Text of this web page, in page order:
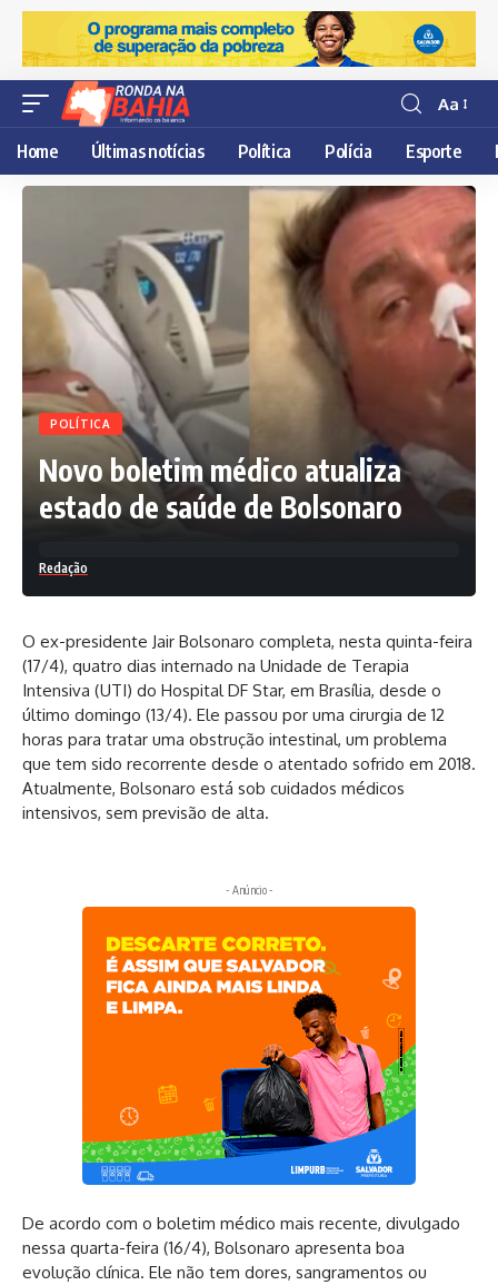
Resisor
de
fonte
Aa
Home Últimas notícias Política Polícia Esporte
POLÍTICA
Novo boletim médico atualiza
estado de saúde de Bolsonaro
Redação
O ex-presidente Jair Bolsonaro completa, nesta quinta-feira
(17/4), quatro dias internado na Unidade de Terapia
Intensiva (UTI) do Hospital DF Star, em Brasília, desde o
último domingo (13/4). Ele passou por uma cirurgia de 12
horas para tratar uma obstrução intestinal, um problema
que tem sido recorrente desde o atentado sofrido em 2018.
Atualmente, Bolsonaro está sob cuidados médicos
intensivos, sem previsão de alta.
- Anúncio -
De acordo com o boletim médico mais recente, divulgado
nessa quarta-feira (16/4), Bolsonaro apresenta boa
evolução clínica. Ele não tem dores, sangramentos ou